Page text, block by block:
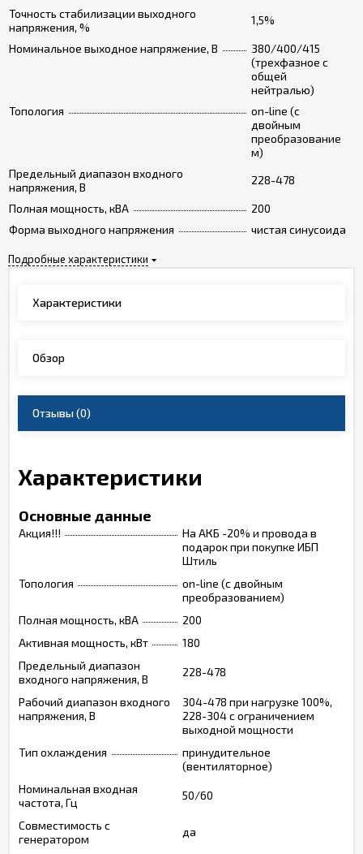
Точность стабилизации выходного
напряжения, %
1,5%
Номинальное выходное напряжение, В
380/400/415
(трехфазное с
общей
нейтралью)
Топология
on-line (с
двойным
преобразование
м)
Предельный диапазон входного
напряжения, В
228-478
Полная мощность, кВА
200
Форма выходного напряжения
чистая синусоида
Подробные характеристики
Характеристики
Обзор
Отзывы(0)
Характеристики
Основные данные
Акция!!!
На АКБ -20% и провода в
подарок при покупке ИБП
Штиль
Топология
on-line (с двойным
преобразованием)
Полная мощность, кВА
200
Активная мощность, кВт
180
Предельный диапазон
входного напряжения, В
228-478
Рабочий диапазон входного
напряжения, В
304-478 при нагрузке 100%,
228-304 с ограничением
выходной мощности
Тип охлаждения
принудительное
(вентиляторное)
Номинальная входная
частота, Гц
50/60
Совместимость с
генератором
да